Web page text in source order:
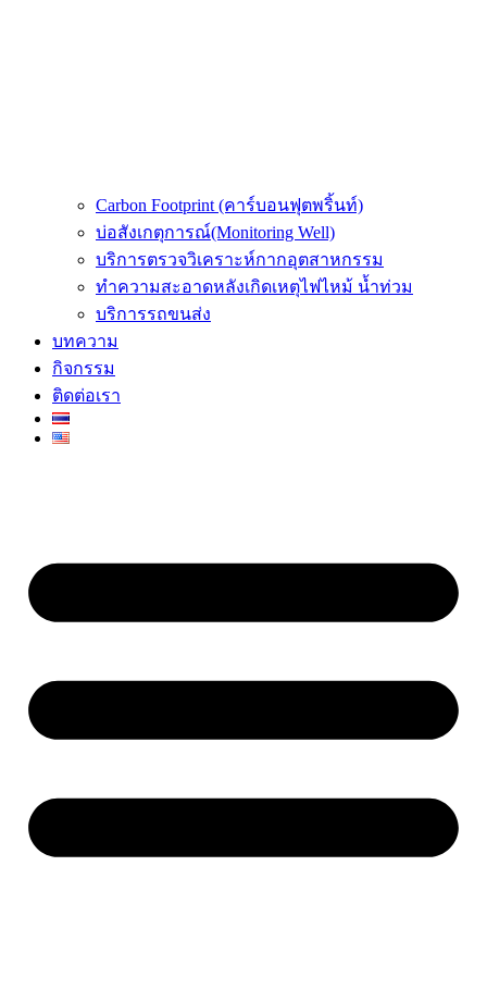
Carbon Footprint (คาร์บอนฟุตพริ้นท์)
บ่อสังเกตุการณ์(Monitoring Well)
บริการตรวจวิเคราะห์กากอุตสาหกรรม
ทำความสะอาดหลังเกิดเหตุไฟไหม้ น้ำท่วม
บริการรถขนส่ง
บทความ
กิจกรรม
ติดต่อเรา